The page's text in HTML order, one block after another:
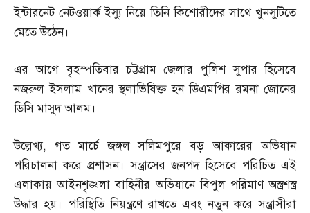
ইন্টারনেট নেটওয়ার্ক ইস্যু নিয়ে তিনি কিশোরীদের সাথে খুনসুটিতে
মেতে উঠেন।
এর আগে বৃহস্পতিবার চট্টগ্রাম জেলার পুলিশ সুপার হিসেবে
নজরুল ইসলাম খানের স্থলাভিষিক্ত হন ডিএমপির রমনা জোনের
ডিসি মাসুদ আলম।
উল্লেখ্য, গত মার্চে জঙ্গল সলিমপুরে বড় আকারের অভিযান
পরিচালনা করে প্রশাসন। সন্ত্রাসের জনপদ হিসেবে পরিচিত এই
এলাকায় আইনশৃঙ্খলা বাহিনীর অভিযানে বিপুল পরিমাণ অস্ত্রশস্ত্র
উদ্ধার হয়। পরিস্থিতি নিয়ন্ত্রণে রাখতে এবং নতুন করে সন্ত্রাসীরা